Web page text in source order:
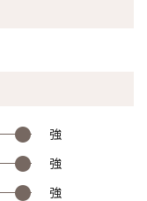
●
強
●
強
● 強